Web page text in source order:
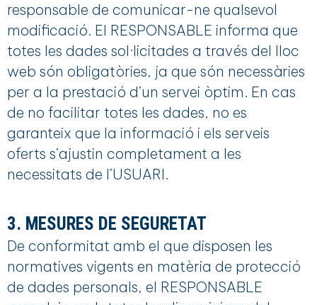
responsable de comunicar-ne qualsevol
modificació. El RESPONSABLE informa que
totes les dades sol·licitades a través del lloc
web són obligatòries, ja que són necessàries
per a la prestació d’un servei òptim. En cas
de no facilitar totes les dades, no es
garanteix que la informació i els serveis
oferts s’ajustin completament a les
necessitats de l’USUARI.
3. MESURES DE SEGURETAT
De conformitat amb el que disposen les
normatives vigents en matèria de protecció
de dades personals, el RESPONSABLE